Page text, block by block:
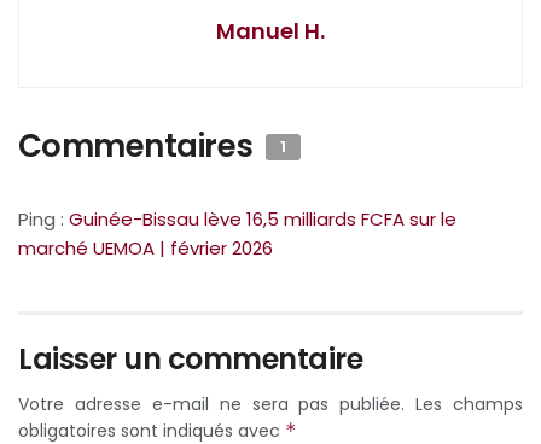
Manuel H.
Commentaires 1
Ping : Guinée-Bissau lève 16,5 milliards FCFA sur le
marché UEMOA | février 2026
Laisser un commentaire
Votre adresse e-mail ne sera pas publiée. Les champs
obligatoires sont indiqués avec *